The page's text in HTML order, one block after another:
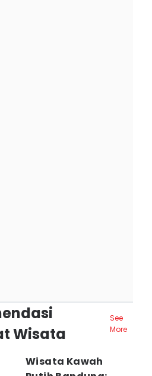
Wisata
See
More
Wisata Kawah